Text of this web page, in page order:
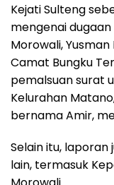
Kejati Sulteng
mengenai
Morowali,
Camat Bungku
pemalsuan surat
Kelurahan
bernama Amir,
Selain itu,
lain, termasuk